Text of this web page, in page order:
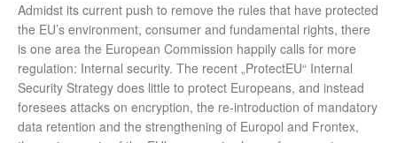
Admidst its current push to remove the rules that have protected
the EU’s environment, consumer and fundamental rights, there
is one area the European Commission happily calls for more
regulation: Internal security. The recent „ProtectEU“ Internal
Security Strategy does little to protect Europeans, and instead
foresees attacks on encryption, the re-introduction of mandatory
data retention and the strengthening of Europol and Frontex,